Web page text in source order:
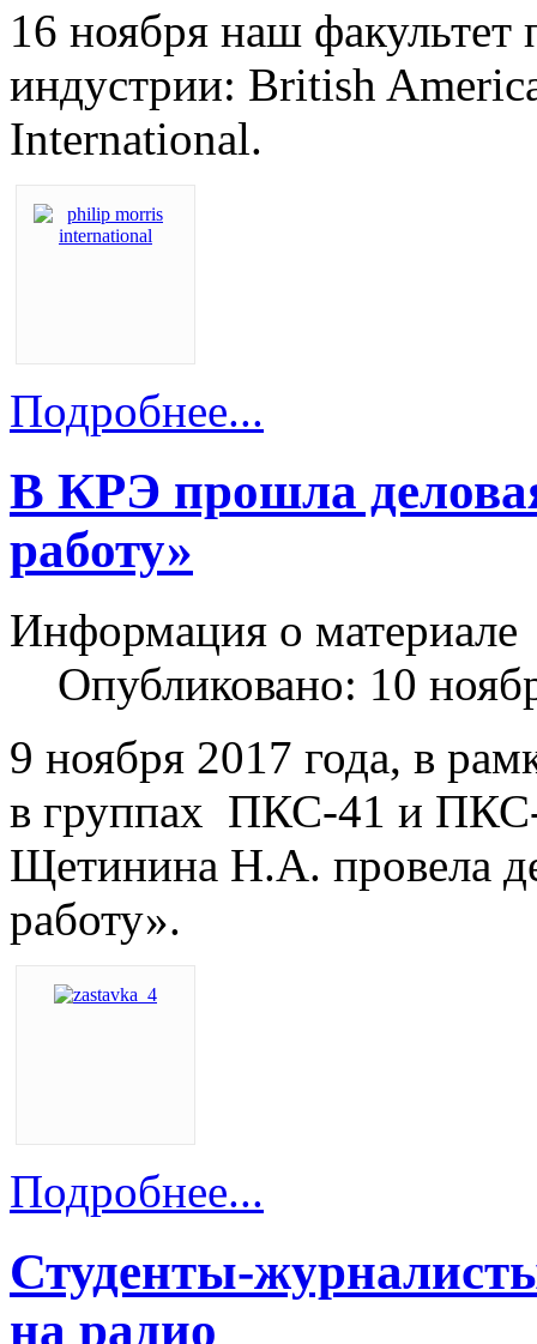
16 ноября наш факультет
индустрии: British
International.
Подробнее...
В КРЭ прошла
работу»
Информация о материале
Опубликовано: 10
9 ноября 2017 года, в
в группах ПКС-41 и ПКС-
Щетинина Н.А. провела
работу».
Подробнее...
Студенты-
на радио